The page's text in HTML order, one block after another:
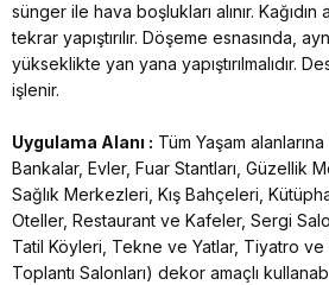
sünger ile hava boşlukları alınır. Kağıdın
tekrar yapıştırılır. Döşeme esnasında,
yükseklikte yan yana yapıştırılmalıdır.
işlenir.
Uygulama Alanı : Tüm Yaşam
Bankalar, Evler, Fuar Stantları, Güzellik
Sağlık Merkezleri, Kış Bahçeleri,
Oteller, Restaurant ve Kafeler, Sergi
Tatil Köyleri, Tekne ve Yatlar, Tiyatro ve
Toplantı Salonları) dekor amaçlı